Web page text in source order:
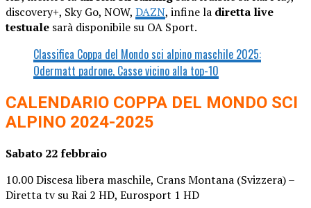
discovery+, Sky Go, NOW, DAZN, infine la diretta live
testuale sarà disponibile su OA Sport.
Classifica Coppa del Mondo sci alpino maschile 2025:
Odermatt padrone, Casse vicino alla top-10
CALENDARIO COPPA DEL MONDO SCI
ALPINO 2024-2025
Sabato 22 febbraio
10.00 Discesa libera maschile, Crans Montana (Svizzera) –
Diretta tv su Rai 2 HD, Eurosport 1 HD